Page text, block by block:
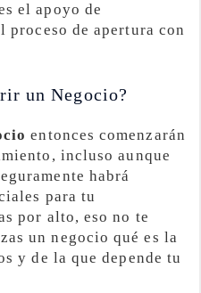
el apoyo de
proceso de apertura con
un Negocio?
entonces comenzarán
incluso aunque
habrá
para tu
por alto, eso no te
un negocio qué es la
y de la que depende tu